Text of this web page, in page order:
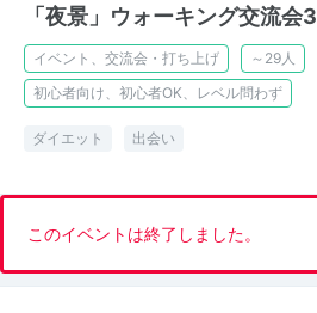
「夜景」ウォーキング交流会3
イベント、交流会・打ち上げ
～29人
初心者向け、初心者OK、レベル問わず
ダイエット 出会い
このイベントは終了しました。